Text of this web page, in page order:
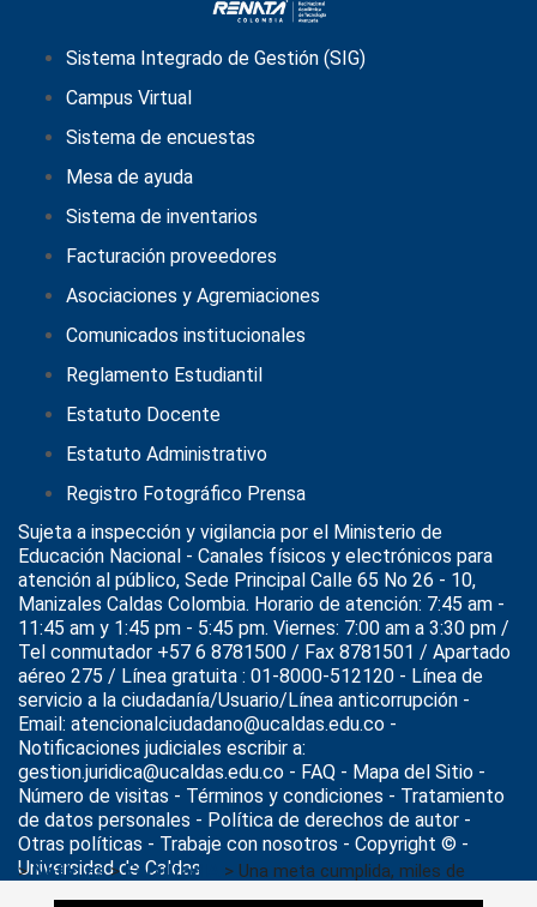
>Noticias>FacultadIA > Una meta cumplida, miles de
sueños impulsados: 21.702 campistas certificados en
Sistema Integrado de Gestión (SIG)
Campus Virtual
Sistema de encuestas
Mesa de ayuda
Sistema de inventarios
Facturación proveedores
Asociaciones y Agremiaciones
Comunicados institucionales
Reglamento Estudiantil
Estatuto Docente
Estatuto Administrativo
Registro Fotográfico Prensa
Sujeta a inspección y vigilancia por el Ministerio de
Educación Nacional - Canales físicos y electrónicos para
atención al público, Sede Principal Calle 65 No 26 - 10,
Manizales Caldas Colombia. Horario de atención: 7:45 am -
11:45 am y 1:45 pm - 5:45 pm. Viernes: 7:00 am a 3:30 pm /
Tel conmutador +57 6 8781500 / Fax 8781501 / Apartado
aéreo 275 / Línea gratuita : 01-8000-512120 - Línea de
servicio a la ciudadanía/Usuario/Línea anticorrupción -
Email: atencionalciudadano@ucaldas.edu.co -
Notificaciones judiciales escribir a:
gestion.juridica@ucaldas.edu.co - FAQ - Mapa del Sitio -
Número de visitas - Términos y condiciones - Tratamiento
de datos personales - Política de derechos de autor -
Otras políticas - Trabaje con nosotros - Copyright © -
Universidad de Caldas